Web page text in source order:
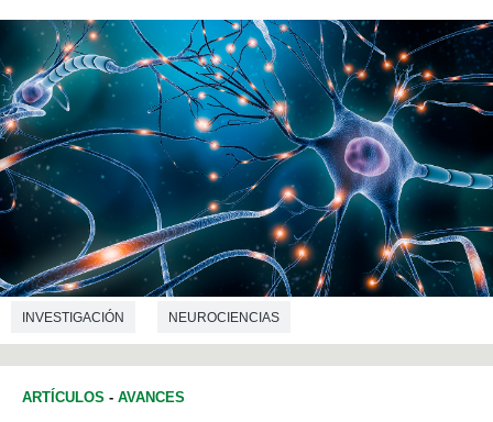
INVESTIGACIÓN NEUROCIENCIAS
ARTÍCULOS - AVANCES